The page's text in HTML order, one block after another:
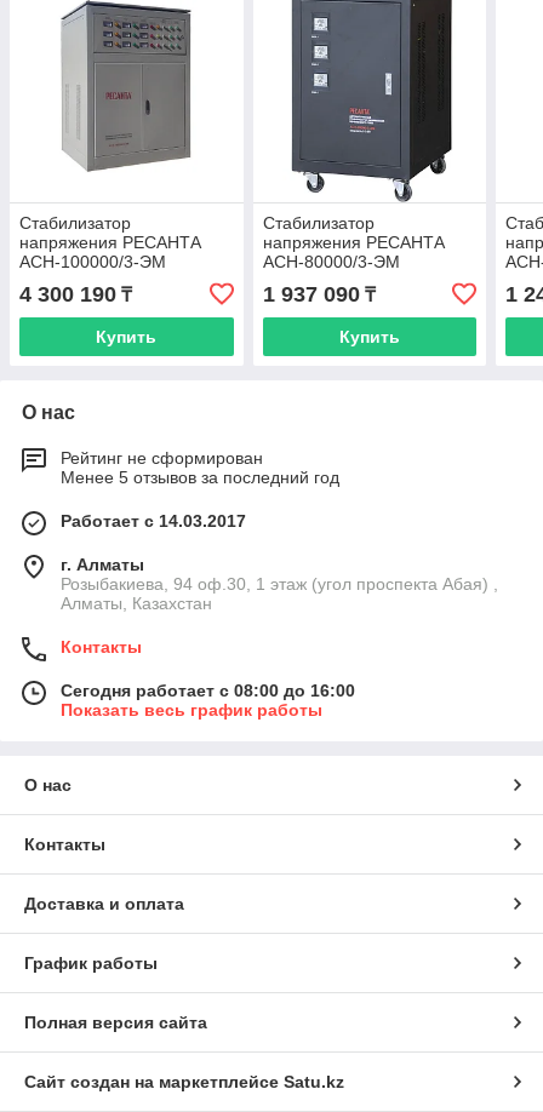
Стабилизатор
напряжения РЕСАНТА
АСН-100000/3-ЭМ
4 300 190 ₸
Купить
Стабилизатор
напряжения РЕСАНТА
АСН-80000/3-ЭМ
1 937 090₸
Купить
1
О нас
Рейтинг не сформирован
Менее 5 отзывов за последний год
Работает с 14.03.2017
г. Алматы
Розыбакиева, 94 оф.30, 1 этаж (угол проспекта Абая) ,
Алматы, Казахстан
Контакты
Сегодня работает с 08:00 до 16:00
Показать весь график работы
О нас
Контакты
Доставка и оплата
График работы
Полная версия сайта
Сайт создан на маркетплейсе Satu.kz